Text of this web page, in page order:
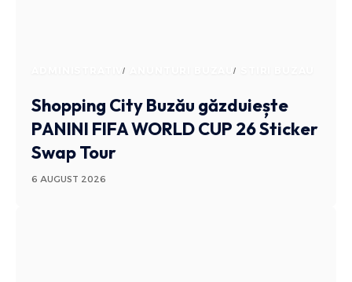
ADMINISTRATIV ANUNTURI BUZAU
Shopping City Buzău găzduiește
PANINI FIFA WORLD CUP 26 Sticker
Swap Tour
6 AUGUST 2026